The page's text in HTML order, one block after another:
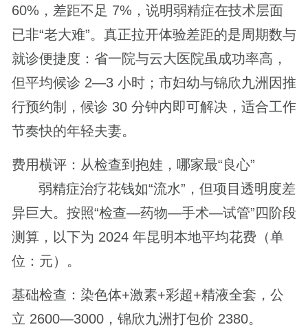
60%，差距不足 7%，说明弱精症在技术层面
已非“老大难”。真正拉开体验差距的是周期数与
就诊便捷度：省一院与云大医院虽成功率高，
但平均候诊 2—3 小时；市妇幼与锦欣九洲因推
行预约制，候诊 30 分钟内即可解决，适合工作
节奏快的年轻夫妻。
费用横评：从检查到抱娃，哪家最“良心”
弱精症治疗花钱如“流水”，但项目透明度差
异巨大。按照“检查—药物—手术—试管”四阶段
测算，以下为 2024 年昆明本地平均花费（单
位：元）。
基础检查：染色体+激素+彩超+精液全套，公
立 2600—3000，锦欣九洲打包价 2380。